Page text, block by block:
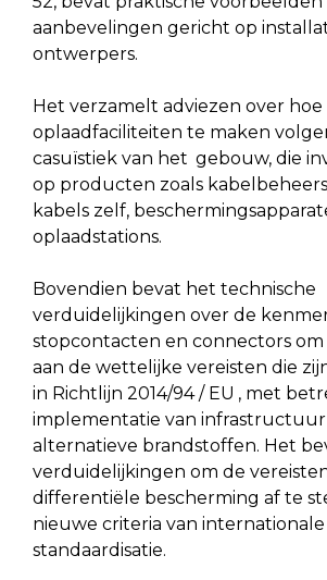
aanbevelingen gericht op
ontwerpers.
Het verzamelt adviezen over hoe
oplaadfaciliteiten te maken
casuïstiek van het gebouw, die
op producten zoals
kabels zelf,
oplaadstations.
Bovendien bevat het technische
verduidelijkingen over de
stopcontacten en connectors
aan de wettelijke vereisten die
in Richtlijn 2014/94 / EU , met
implementatie van
alternatieve brandstoffen. Het
verduidelijkingen om de
differentiële bescherming af te
nieuwe criteria van internationale
standaardisatie.